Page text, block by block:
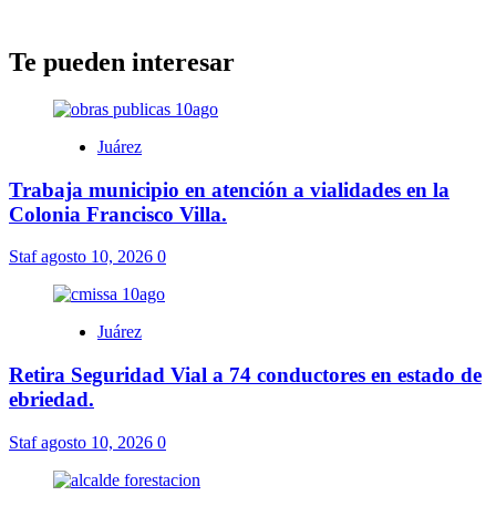
Te pueden interesar
Juárez
Trabaja municipio en atención a vialidades en la
Colonia Francisco Villa.
Stafagosto 10, 2026 0
Juárez
Retira Seguridad Vial a 74 conductores en estado de
ebriedad.
Stafagosto 10, 2026 0